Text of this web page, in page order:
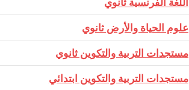
​علوم الحياة والأرض ثانوي
​مستجدات التربية والتكوين ثانوي
​مستجدات التربية والتكوين ابتدائي